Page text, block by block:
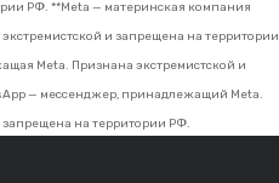
РФ. **Meta — материнская компания
и запрещена на территории
Meta. Признана экстремистской и
— мессенджер, принадлежащий Meta.
на территории РФ.